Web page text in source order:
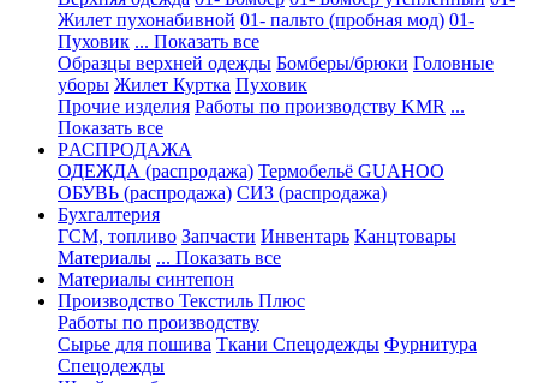
Жилет пухонабивной 01- пальто (пробная мод) 01-
Пуховик ... Показать все
Образцы верхней одежды Бомберы/брюки Головные
уборы Жилет Куртка Пуховик
Прочие изделия Работы по производству KMR ...
Показать все
PАСПРОДАЖА
ОДЕЖДА (распродажа) Термобельё GUAHOO
ОБУВЬ (распродажа) СИЗ (распродажа)
Бухгалтерия
ГСМ, топливо Запчасти Инвентарь Канцтовары
Материалы ... Показать все
Материалы синтепон
Производство Текстиль Плюс
Работы по производству
Сырье для пошива Ткани Спецодежды Фурнитура
Спецодежды